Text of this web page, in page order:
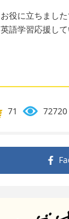
お役に立ちまし
英語学習応援して
71 72720